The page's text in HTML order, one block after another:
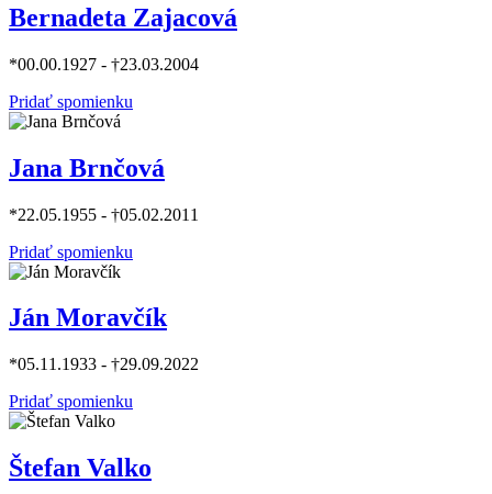
Bernadeta Zajacová
*00.00.1927 - †23.03.2004
Pridať spomienku
Jana Brnčová
*22.05.1955 - †05.02.2011
Pridať spomienku
Ján Moravčík
*05.11.1933 - †29.09.2022
Pridať spomienku
Štefan Valko